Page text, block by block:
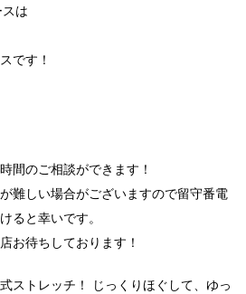
は
です！
間のご相談ができます！
難しい場合がございますので留守番電
ると幸いです。
お待ちしております！
ストレッチ！ じっくりほぐして、ゆっ